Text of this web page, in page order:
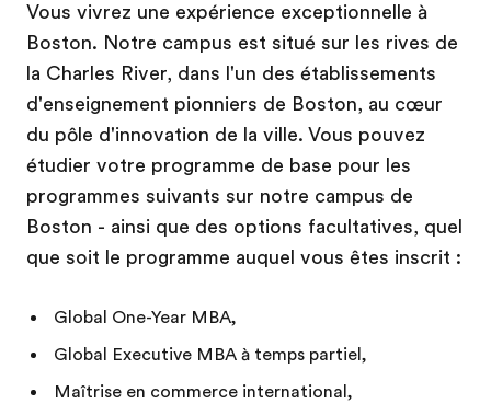
Vous vivrez une expérience exceptionnelle à
Boston. Notre campus est situé sur les rives de
la Charles River, dans l'un des établissements
d'enseignement pionniers de Boston, au cœur
du pôle d'innovation de la ville. Vous pouvez
étudier votre programme de base pour les
programmes suivants sur notre campus de
Boston - ainsi que des options facultatives, quel
que soit le programme auquel vous êtes inscrit :
Global One-Year MBA,
Global Executive MBA à temps partiel,
Maîtrise en commerce international,